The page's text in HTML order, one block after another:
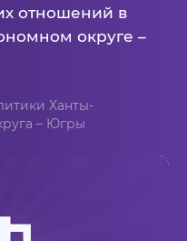
отношений в
округе –
Ханты-
– Югры